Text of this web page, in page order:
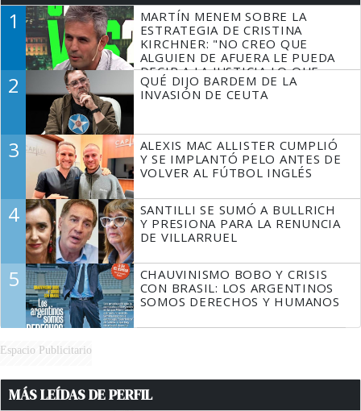
1
MARTÍN MENEM SOBRE LA
ESTRATEGIA DE CRISTINA
KIRCHNER: "NO CREO QUE
ALGUIEN DE AFUERA LE PUEDA
DECIR A LA JUSTICIA LO QUE
TIENE QUE HACER"
2
QUÉ DIJO BARDEM DE LA
INVASIÓN DE CEUTA
3
ALEXIS MAC ALLISTER CUMPLIÓ
Y SE IMPLANTÓ PELO ANTES DE
VOLVER AL FÚTBOL INGLÉS
4
SANTILLI SE SUMÓ A BULLRICH
Y PRESIONA PARA LA RENUNCIA
DE VILLARRUEL
5
CHAUVINISMO BOBO Y CRISIS
CON BRASIL: LOS ARGENTINOS
SOMOS DERECHOS Y HUMANOS
Espacio Publicitario
MÁS LEÍDAS DE PERFIL